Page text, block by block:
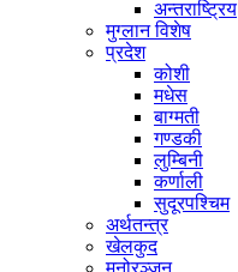
अन्तराष्ट्रिय
मुग्लान विशेष
प्रदेश
कोशी
मधेस
बाग्मती
गण्डकी
लुम्बिनी
कर्णाली
सुदूरपश्चिम
अर्थतन्त्र
खेलकुद
मनोरञ्जन